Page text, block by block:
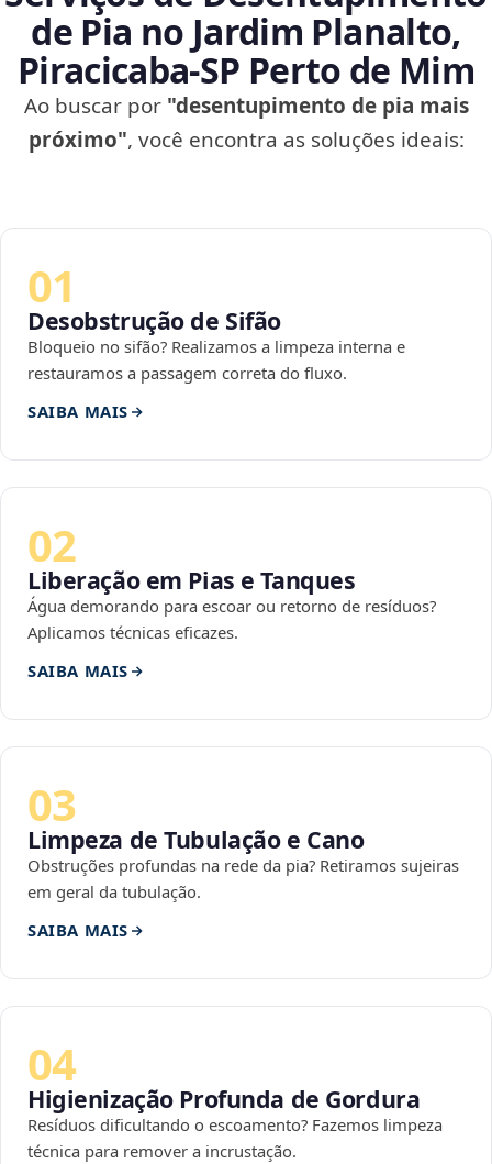
de Pia no Jardim Planalto,
Piracicaba‑SP Perto de Mim
Ao buscar por "desentupimento de pia mais
próximo", você encontra as soluções ideais:
01
Desobstrução de Sifão
Bloqueio no sifão? Realizamos a limpeza interna e
restauramos a passagem correta do fluxo.
SAIBA MAIS
02
Liberação em Pias e Tanques
Água demorando para escoar ou retorno de resíduos?
Aplicamos técnicas eficazes.
SAIBA MAIS
03
Limpeza de Tubulação e Cano
Obstruções profundas na rede da pia? Retiramos sujeiras
em geral da tubulação.
SAIBA MAIS
04
Higienização Profunda de Gordura
Resíduos dificultando o escoamento? Fazemos limpeza
técnica para remover a incrustação.